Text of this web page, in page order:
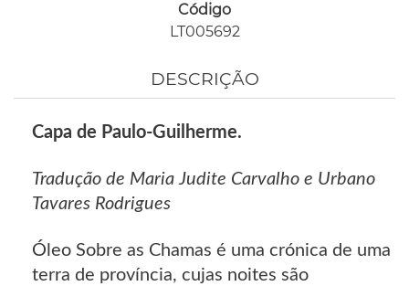
Código
LT005692
DESCRIÇÃO
Capa de Paulo-Guilherme.
Tradução de Maria Judite Carvalho e Urbano
Tavares Rodrigues
Óleo Sobre as Chamas é uma crónica de uma
terra de província, cujas noites são